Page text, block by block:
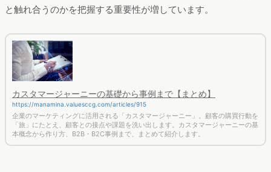
と触れ合うのかを把握する重要性が増しています。
カスタマージャーニーの基礎から事例まで【まとめ】
https://manamina.valuesccg.com/articles/915
企業のマーケティングに活用される「カスタマージャーニー」。顧客の購買行動を
「旅」にたとえ、顧客との接点や課題を洗い出します。カスタマージャーニーの基
本概念から作り方、B2B・B2C事例まで、まとめて紹介します。